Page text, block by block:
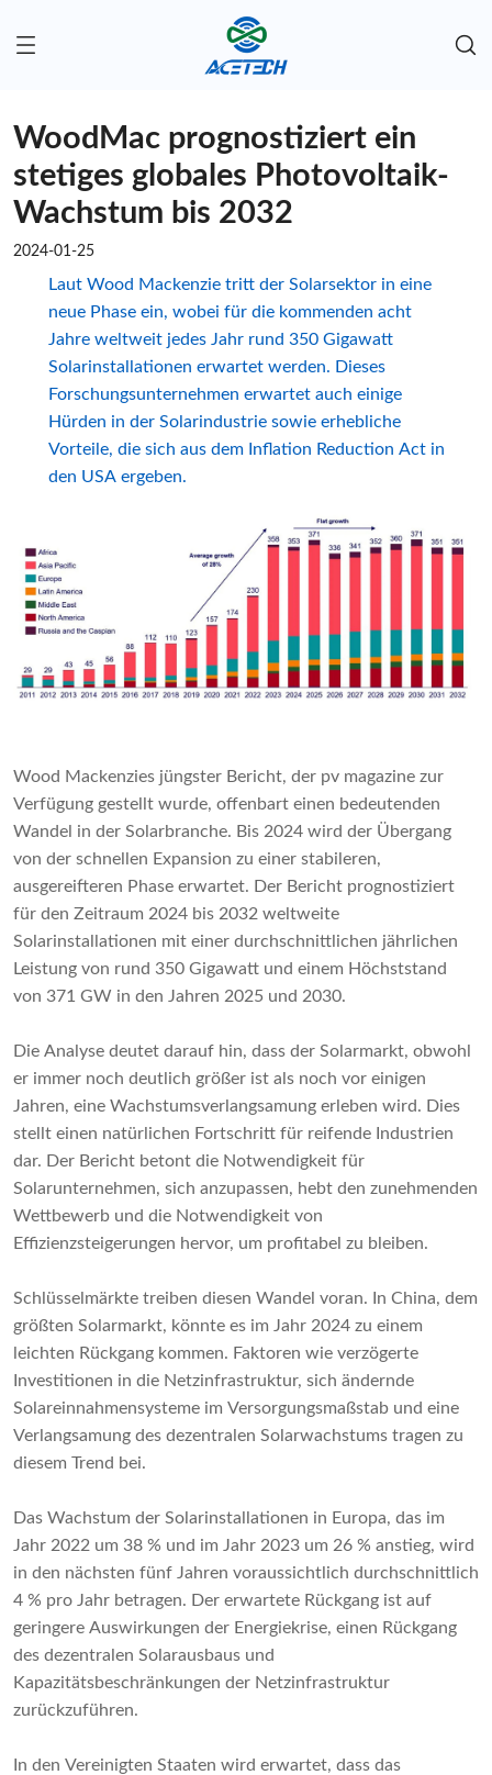
WoodMac prognostiziert ein
stetiges globales Photovoltaik-
Wachstum bis 2032
2024-01-25
Laut Wood Mackenzie tritt der Solarsektor in eine
neue Phase ein, wobei für die kommenden acht
Jahre weltweit jedes Jahr rund 350 Gigawatt
Solarinstallationen erwartet werden. Dieses
Forschungsunternehmen erwartet auch einige
Hürden in der Solarindustrie sowie erhebliche
Vorteile, die sich aus dem Inflation Reduction Act in
den USA ergeben.
Wood Mackenzies jüngster Bericht, der pv magazine zur
Verfügung gestellt wurde, offenbart einen bedeutenden
Wandel in der Solarbranche. Bis 2024 wird der Übergang
von der schnellen Expansion zu einer stabileren,
ausgereifteren Phase erwartet. Der Bericht prognostiziert
für den Zeitraum 2024 bis 2032 weltweite
Solarinstallationen mit einer durchschnittlichen jährlichen
Leistung von rund 350 Gigawatt und einem Höchststand
von 371 GW in den Jahren 2025 und 2030.
Die Analyse deutet darauf hin, dass der Solarmarkt, obwohl
er immer noch deutlich größer ist als noch vor einigen
Jahren, eine Wachstumsverlangsamung erleben wird. Dies
stellt einen natürlichen Fortschritt für reifende Industrien
dar. Der Bericht betont die Notwendigkeit für
Solarunternehmen, sich anzupassen, hebt den zunehmenden
Wettbewerb und die Notwendigkeit von
Effizienzsteigerungen hervor, um profitabel zu bleiben.
Schlüsselmärkte treiben diesen Wandel voran. In China, dem
größten Solarmarkt, könnte es im Jahr 2024 zu einem
leichten Rückgang kommen. Faktoren wie verzögerte
Investitionen in die Netzinfrastruktur, sich ändernde
Solareinnahmensysteme im Versorgungsmaßstab und eine
Verlangsamung des dezentralen Solarwachstums tragen zu
diesem Trend bei.
Das Wachstum der Solarinstallationen in Europa, das im
Jahr 2022 um 38 % und im Jahr 2023 um 26 % anstieg, wird
in den nächsten fünf Jahren voraussichtlich durchschnittlich
4 % pro Jahr betragen. Der erwartete Rückgang ist auf
geringere Auswirkungen der Energiekrise, einen Rückgang
des dezentralen Solarausbaus und
Kapazitätsbeschränkungen der Netzinfrastruktur
zurückzuführen.
In den Vereinigten Staaten wird erwartet, dass das